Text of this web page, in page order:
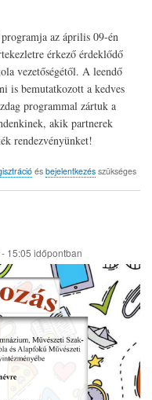
az április 09-én
érkező érdeklődő
vezetőségétől. A leendő
is bemutatkozott a kedves
programmal zártuk a
akik partnerek
rendezvényünket!
és bejelentkezésszükséges
15:05 időpontban